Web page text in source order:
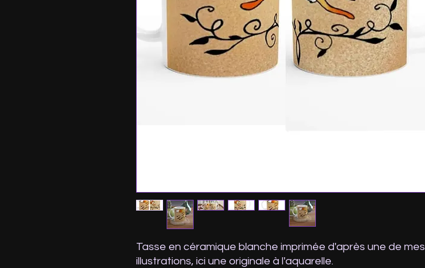
Tasse en céramique blanche imprimée d'après une de mes
illustrations, ici une originale à l'aquarelle.